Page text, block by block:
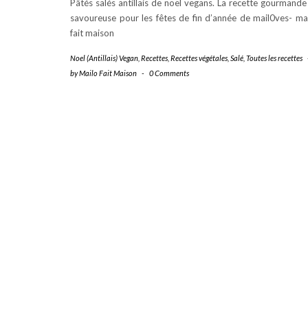
Pâtés salés antillais de noël vegans. La recette
savoureuse pour les fêtes de fin d’année de mail0ves-
fait maison
Noel (Antillais) Vegan Recettes Recettes végétales Salé Toutes les recettes
byMailo Fait Maison - 0 Comments